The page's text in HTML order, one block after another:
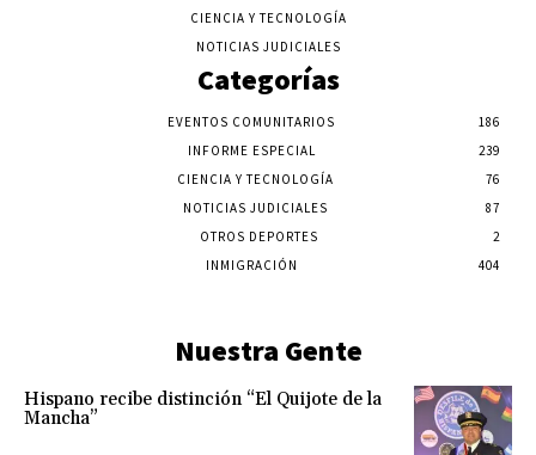
CIENCIA Y TECNOLOGÍA
NOTICIAS JUDICIALES
Categorías
EVENTOS COMUNITARIOS
186
INFORME ESPECIAL
239
CIENCIA Y TECNOLOGÍA
76
NOTICIAS JUDICIALES
87
OTROS DEPORTES
2
INMIGRACIÓN
404
Nuestra Gente
Hispano recibe distinción “El Quijote de la
Mancha”